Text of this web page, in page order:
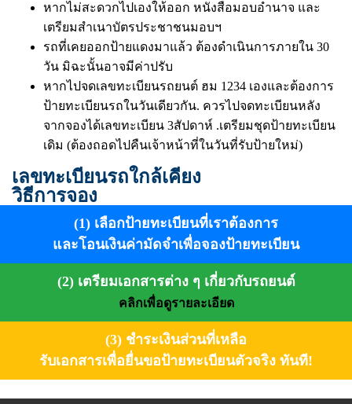
หากไม่สะดวกไปเองให้ออก หนังสือมอบอำนาจ และ
เตรียมสำเนาบัตรประชาชนมอบฯ
รถที่เคยออกป้ายแดงมาแล้ว ต้องดำเนินการภายใน 30
วัน มิฉะนั้นอาจมีค่าปรับ
หากไปจดเลขทะเบียนรถยนต์ ฮม 1234 เองและต้องการ
ป้ายทะเบียนรถในวันเดียวกัน. ควรไปจดทะเบียนหลัง
จากจองได้เลขทะเบียน 3สัปดาห์ .เตรียมชุดป้ายทะเบียน
เดิม (ต้องถอดไปคืนเจ้าหน้าที่ในวันที่รับป้ายใหม่)
เลขทะเบียนรถใกล้เคียง
วิธีการจอง
(1) เลือกป้ายทะเบียนที่เราต้องการ
และโอนเงินค่ามัดจำเพื่อจองป้ายทะเบียน
(2) เตรียมเอกสารต่าง ๆ เกี่ยวกับรถยนต์
คลิกเพื่อดูรายละเอียด
(3) ชำระเงินส่วนที่เหลือ
รับเอกสารเพื่อยื่นขอป้ายทะเบียนตัวจริง ทันที!